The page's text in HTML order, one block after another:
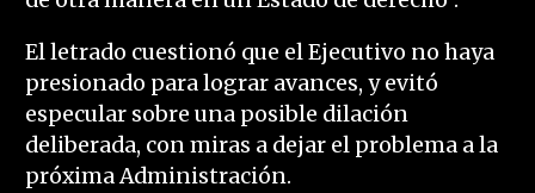
El letrado cuestionó que el Ejecutivo no haya
presionado para lograr avances, y evitó
especular sobre una posible dilación
deliberada, con miras a dejar el problema a la
próxima Administración.